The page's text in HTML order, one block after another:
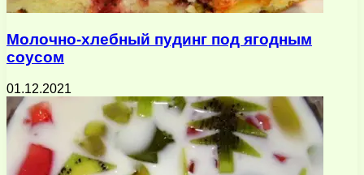
Молочно-хлебный пудинг под ягодным
соусом
01.12.2021